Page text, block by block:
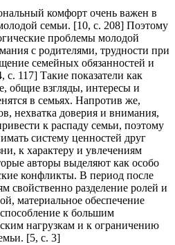
комфорт очень важен в
семьи. [10, c. 208] Поэтому
проблемы молодой
с родителями, трудности при
семейных обязанностей и
c. 117] Такие показатели как
общие взгляды, интересы и
в семьях. Напротив же,
нехватка доверия и внимания,
к распаду семьи, поэтому
систему ценностей друг
к характеру и увлечениям
авторы выделяют как особо
конфликты. В период после
свойственно разделение ролей и
материальное обеспечение
к большим
нагрузкам и к ограничению
[5, c. 3]